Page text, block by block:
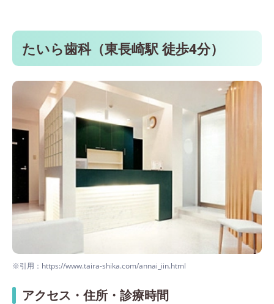
たいら歯科（東長崎駅 徒歩4分）
※引用：https://www.taira-shika.com/annai_iin.html
アクセス・住所・診療時間